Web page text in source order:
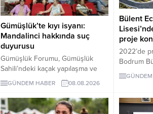
Gümüşlük’te kıyı isyanı:
Mandalinci hakkında suç
duyurusu
Gümüşlük Forumu, Gümüşlük
Sahili’ndeki kaçak yapılaşma ve
Çayıraltı Halk Plajı’ndaki işgal
iddiaları nedeniyle Bodrum
Belediye Başkanı Tamer
Mandalinci hakkında suç
GÜNDEM HABER 08.08.2026
Bülent
proje
2022’de
Bodrum
Lisesi için
süreci
kabul